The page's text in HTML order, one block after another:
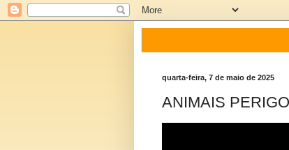
quarta-feira, 7 de maio de 2025
ANIMAIS